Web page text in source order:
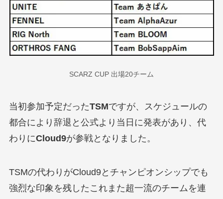
SCARZ CUP 出場20チーム
当初参加予定だったTSMですが、スケジュールの
都合により辞退と公式より当日に発表があり、代
わりにCloud9が参戦となりました。
TSMの代わりがCloud9とチャンピオンシップでも
強烈な印象を残したこれまた超一流のチームを連